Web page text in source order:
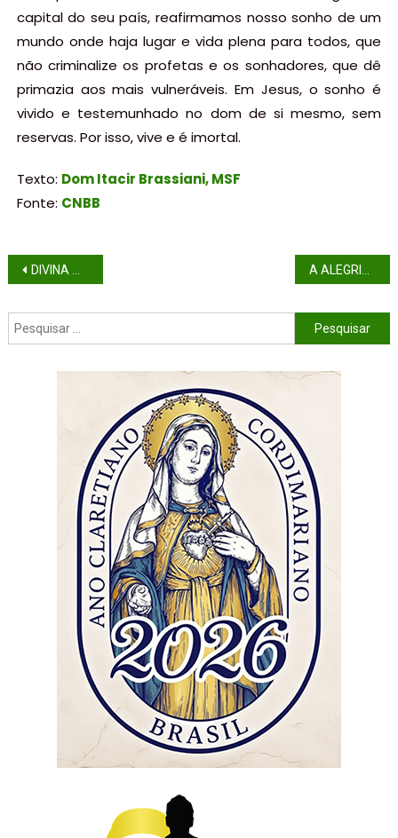
capital do seu país, reafirmamos nosso sonho de um
mundo onde haja lugar e vida plena para todos, que
não criminalize os profetas e os sonhadores, que dê
primazia aos mais vulneráveis. Em Jesus, o sonho é
vivido e testemunhado no dom de si mesmo, sem
reservas. Por isso, vive e é imortal.
Texto: Dom Itacir Brassiani, MSF
Fonte: CNBB
DIVINA MISERICÓRDIA A ALEGRIA E A PAZ QUE NINGUÉM PODE NOS TIRAR, CRISTO RESSUSCITOU!